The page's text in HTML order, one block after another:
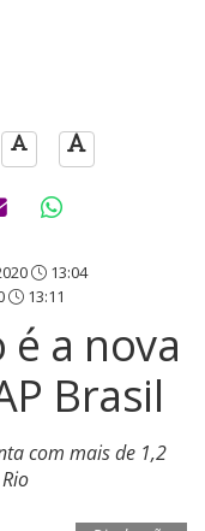
13:04
13:11
a nova
Brasil
com mais de 1,2